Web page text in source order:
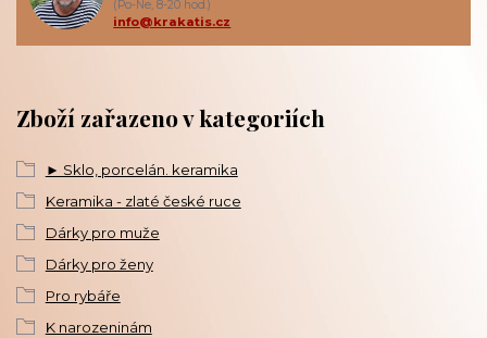
Zboží zařazeno v kategoriích
► Sklo, porcelán. keramika
Keramika - zlaté české ruce
Dárky pro muže
Dárky pro ženy
Pro rybáře
K narozeninám
(Po-Ne, 8-20 hod.)
info@krakatis.cz